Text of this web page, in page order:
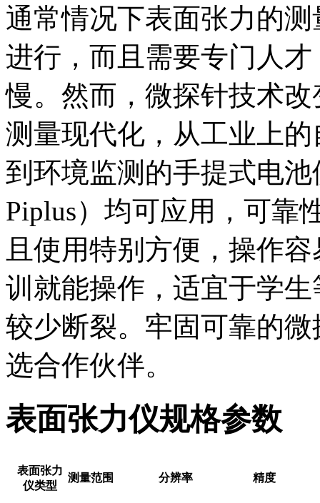
通常情况下表面张力的
进行，而且需要专门人
慢。然而，微探针技术
测量现代化，从工业上
到环境监测的手提式电
Piplus）均可应用，可靠
且使用特别方便，操作
训就能操作，适宜于学
较少断裂。牢固可靠的
选合作伙伴。
表面张力仪规格参数
表面张力
仪类型
测量范围 分辨率 精度